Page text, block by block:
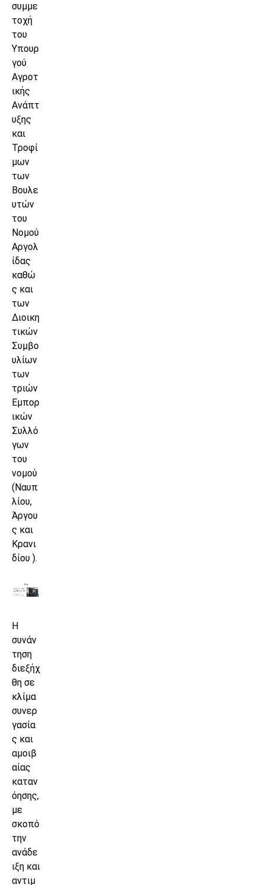
συμμε
τοχή
του
Υπουρ
γού
Αγροτ
ικής
Ανάπτ
υξης
και
Τροφί
μων
των
Βουλε
υτών
του
Νομού
Αργολ
ίδας
καθώ
ς και
των
Διοικη
τικών
Συμβο
υλίων
των
τριών
Εμπορ
ικών
Συλλό
γων
του
νομού
(Ναυπ
λίου,
Άργου
ς και
Κρανι
δίου ).
Η
συνάν
τηση
διεξήχ
θη σε
κλίμα
συνερ
γασία
ς και
αμοιβ
αίας
καταν
όησης,
με
σκοπό
την
ανάδε
ιξη και
αντιμ